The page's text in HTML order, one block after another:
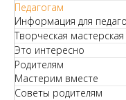
Педагогам
Информация для
Творческая мастерская
Это интересно
Родителям
Мастерим вместе
Советы родителям